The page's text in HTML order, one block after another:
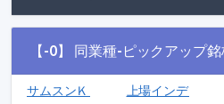
【-0】 同業種-ピックアップ銘
サムスンＫＯＤＥＸ２００証券上
上場インデック